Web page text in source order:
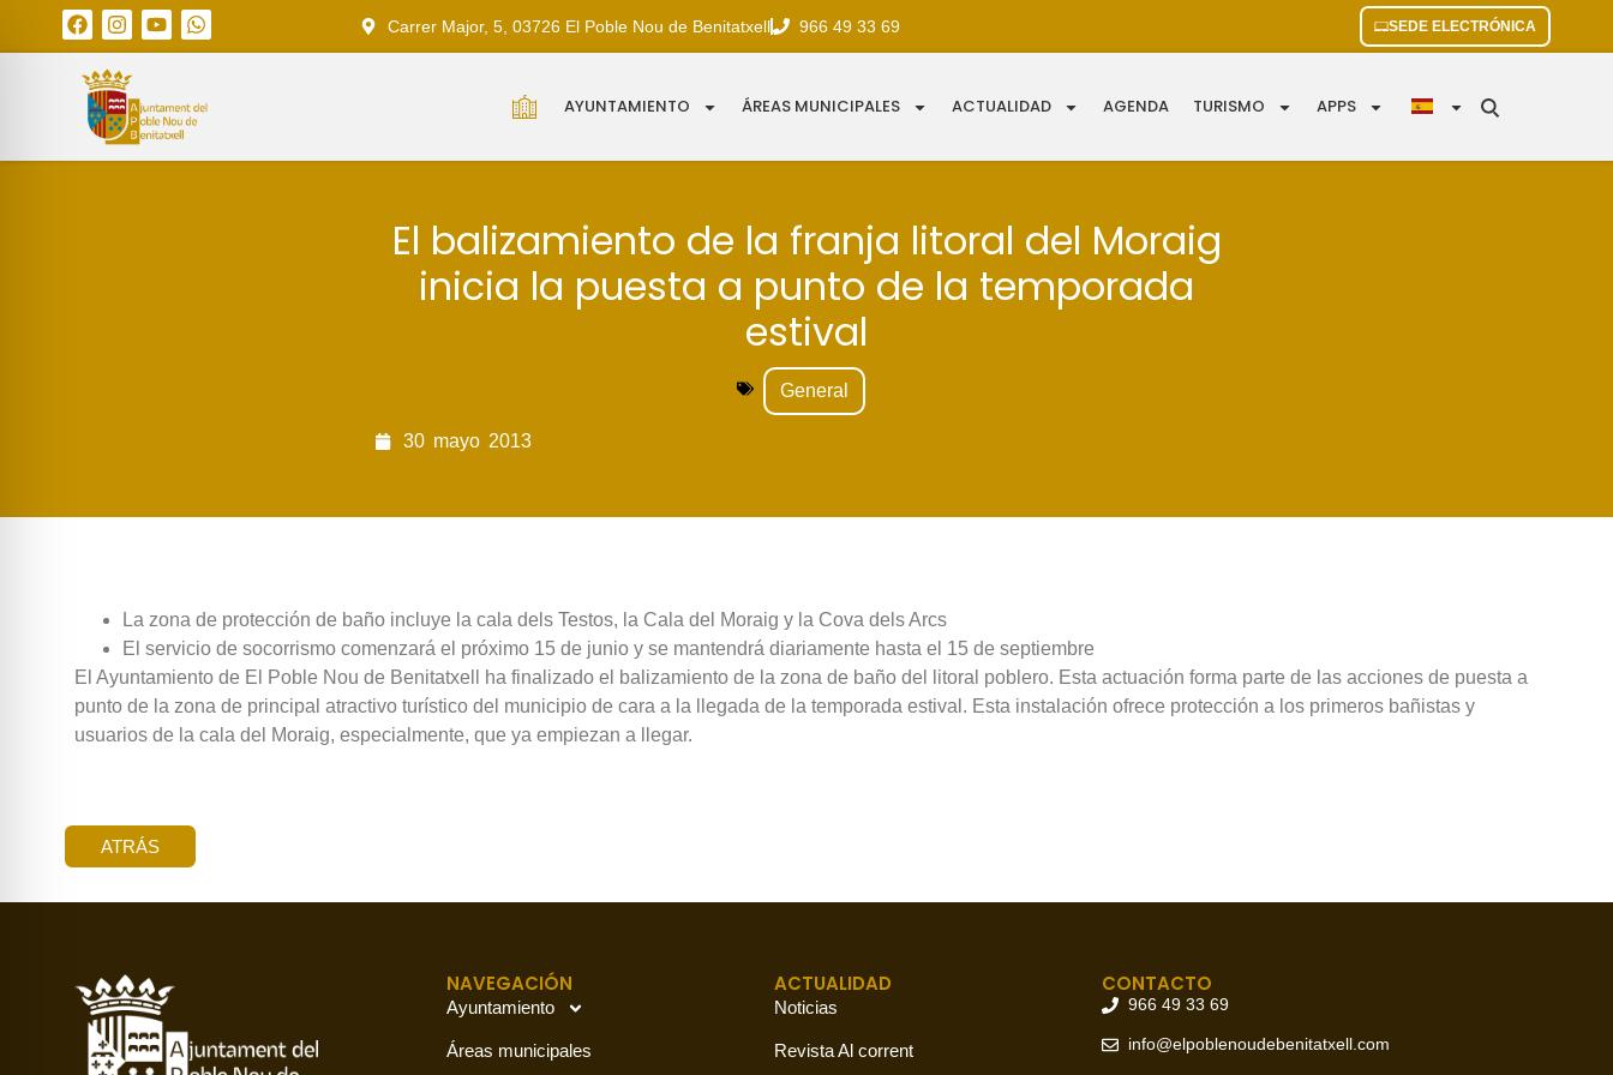
Carrer Major, 5, 03726 El Poble Nou de Benitatxell 966 49 33 69 SEDE ELECTRÓNICA
AYUNTAMIENTO ÁREAS MUNICIPALES ACTUALIDAD AGENDA TURISMO APPS
El balizamiento de la franja litoral del Moraig
inicia la puesta a punto de la temporada
estival
General
30 mayo 2013
La zona de protección de baño incluye la cala dels Testos, la Cala del Moraig y la Cova dels Arcs
El servicio de socorrismo comenzará el próximo 15 de junio y se mantendrá diariamente hasta el 15 de septiembre
El Ayuntamiento de El Poble Nou de Benitatxell ha finalizado el balizamiento de la zona de baño del litoral poblero. Esta actuación forma parte de las acciones de puesta a
punto de la zona de principal atractivo turístico del municipio de cara a la llegada de la temporada estival. Esta instalación ofrece protección a los primeros bañistas y
usuarios de la cala del Moraig, especialmente, que ya empiezan a llegar.
ATRÁS
NAVEGACIÓN
Ayuntamiento
Áreas municipales
ACTUALIDAD
Noticias
Revista Al corrent
CONTACTO
966 49 33 69
info@elpoblenoudebenitatxell.com